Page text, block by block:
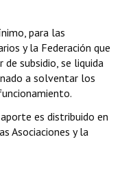
para las
y la Federación que
subsidio, se liquida
a solventar los
es distribuido en
Asociaciones y la